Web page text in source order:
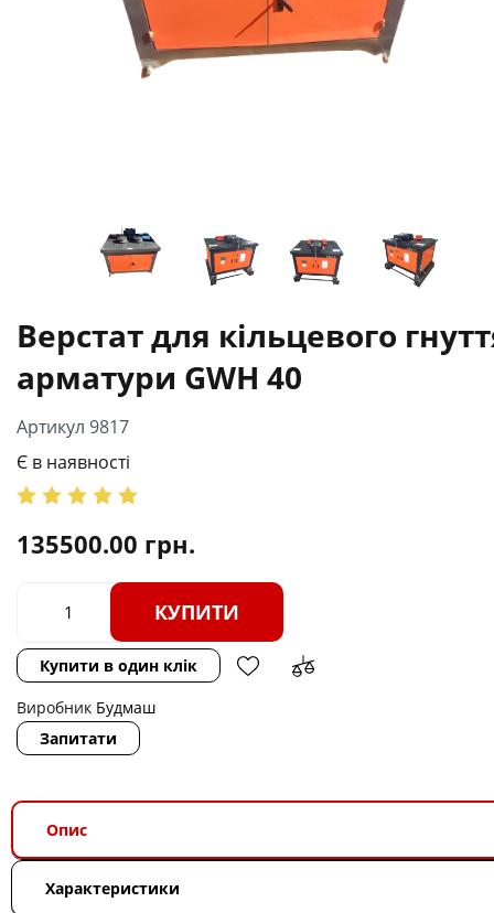
Верстат для кільцевого
арматури GWH 40
Артикул 9817
Є в наявності
135500.00 грн.
КУПИТИ
Купити в один клік
Виробник Будмаш
Запитати
Опис
Характеристики